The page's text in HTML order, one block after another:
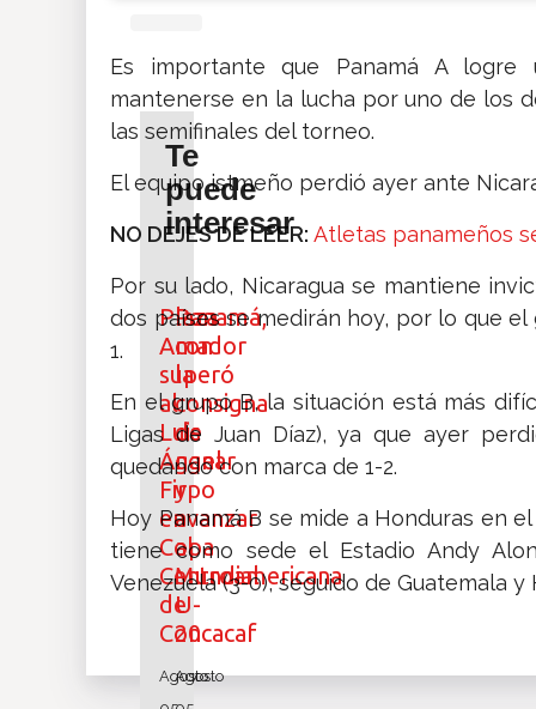
Te
puede
interesar
Plaza
Amador
superó
al
Luis
Ángel
Firpo
en
Copa
Centroamericana
de
Concacaf
Agosto
Panamá,
con
la
consigna
de
ganar
y
avanzar
al
Mundial
U-
20
Agosto
Es importante que Panamá A
mantenerse en la lucha por uno de los
las semifinales del torneo.
El equipo istmeño perdió ayer ante
NO DEJES DE LEER: Atletas panameños
Por su lado, Nicaragua se mantiene
dos países se medirán hoy, por lo que
1.
En el grupo B, la situación está más
Ligas de Juan Díaz), ya que ayer
quedando con marca de 1-2.
Hoy Panamá B se mide a Honduras en
tiene como sede el Estadio Andy
Venezuela (3-0), seguido de Guatemala y